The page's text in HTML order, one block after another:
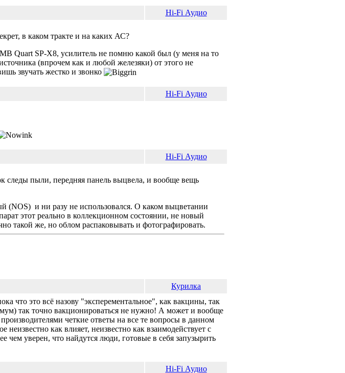
Hi-Fi Аудио
в каком тракте и на каких АС?
Quart SP-X8, усилитель не помню какой был (у меня на то
(впрочем как и любой железяки) от этого не
звучать жестко и звонко
Hi-Fi Аудио
Hi-Fi Аудио
следы пыли, передняя панель выцвела, и вообще вещь
(NOS) и ни разу не использовался. О каком выцветании
этот реально в коллекционном состоянии, не новый
такой же, но облом распаковывать и фотографировать.
Курилка
что это всё назову "эксперементальное", как вакцины, так
так точно вакционироваться не нужно! А может и вообще
четкие ответы на все те вопросы в данном
как влияет, неизвестно как взаимодействует с
чем уверен, что найдутся люди, готовые в себя запузырить
Hi-Fi Аудио